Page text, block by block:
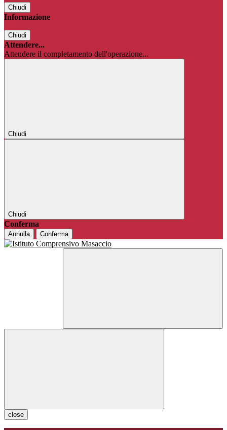
Chiudi
Informazione
Chiudi
Attendere...
Attendere il completamento dell'operazione...
Chiudi
Chiudi
Conferma
Annulla Conferma
close